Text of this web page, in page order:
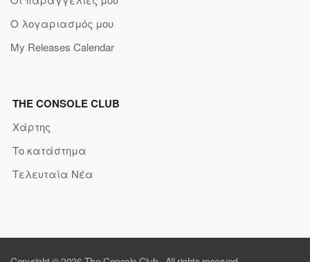
Ο λογαριασμός μου
My Releases Calendar
THE CONSOLE CLUB
Χάρτης
Το κατάστημα
Τελευταία Νέα